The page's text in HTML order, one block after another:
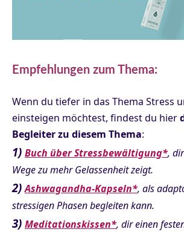
Cortisolspiegel und Telomerlänge
(Molecular Cell)
Meditation und Telomerase-Aktivität
(Psychoneuroendocrinology)
Pilotstudie Meditations-Retreat und
(Psychoneuroendocrinology)
fMRT-Studien zu Meditation und
Reviews Neuroscience)
Empfehlungen zum Thema:
Wenn du tiefer in das Thema Stress
einsteigen möchtest, findest du hier
Begleiter zu diesem Thema:
1) Buch über Stressbewältigung*,
Wege zu mehr Gelassenheit zeigt.
2)Ashwagandha-Kapseln*, als
stressigen Phasen begleiten kann.
3) Meditationskissen*, dir einen